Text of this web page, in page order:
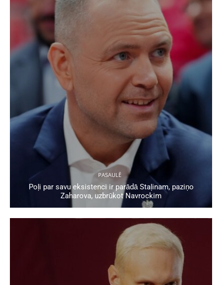
PASAULĒ
Poļi par savu eksistenci ir parādā Staļinam, paziņo
Zaharova, uzbrūkot Navrockim